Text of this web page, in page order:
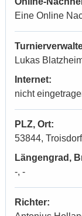
Eine Online
Lukas
Internet:
nicht
PLZ, Ort:
53844, Troisdorf
Längengrad,
-, -
Richter: